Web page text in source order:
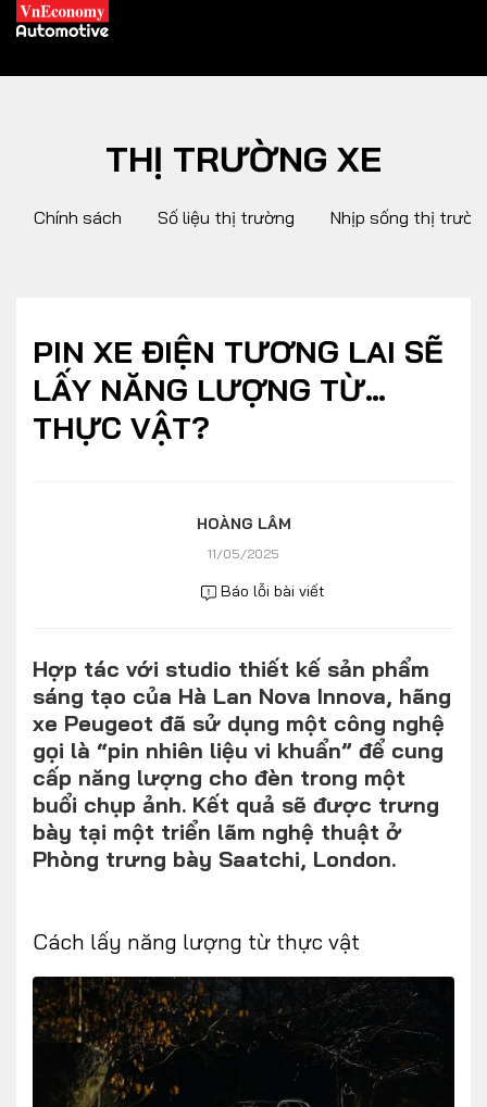
XE XANH
THỊ TRƯỜNG XE DOANH NGHIỆP
Infographics
Album ảnh
Video
TRA CỨU XE
HÃNG XE MODEL
DÒNG XE
FOLLOW US
THỊ TRƯỜNG XE
Chính sách Số liệu thị trường Nhịp sống thị
PIN XE ĐIỆN TƯƠNG LAI SẼ
LẤY NĂNG LƯỢNG TỪ…
THỰC VẬT?
HOÀNG LÂM
11/05/2025
Báo lỗi bài viết
Hợp tác với studio thiết kế sản phẩm
sáng tạo của Hà Lan Nova Innova, hãng
xe Peugeot đã sử dụng một công nghệ
gọi là “pin nhiên liệu vi khuẩn” để cung
cấp năng lượng cho đèn trong một
buổi chụp ảnh. Kết quả sẽ được trưng
bày tại một triển lãm nghệ thuật ở
Phòng trưng bày Saatchi, London.
Cách lấy năng lượng từ thực vật